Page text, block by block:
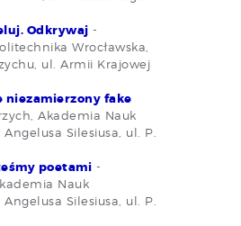
Odkrywaj -
Wrocławska,
ul. Armii Krajowej
niezamierzony fake
Akademia Nauk
Silesiusa, ul. P.
poetami -
Nauk
Silesiusa, ul. P.